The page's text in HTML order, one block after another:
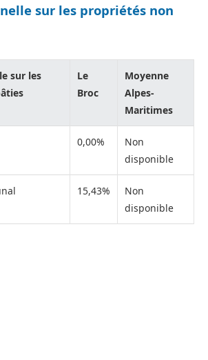
sur les propriétés non
sur les
Le
Broc
Moyenne
Alpes-
Maritimes
0,00%
Non
disponible
15,43%
Non
disponible